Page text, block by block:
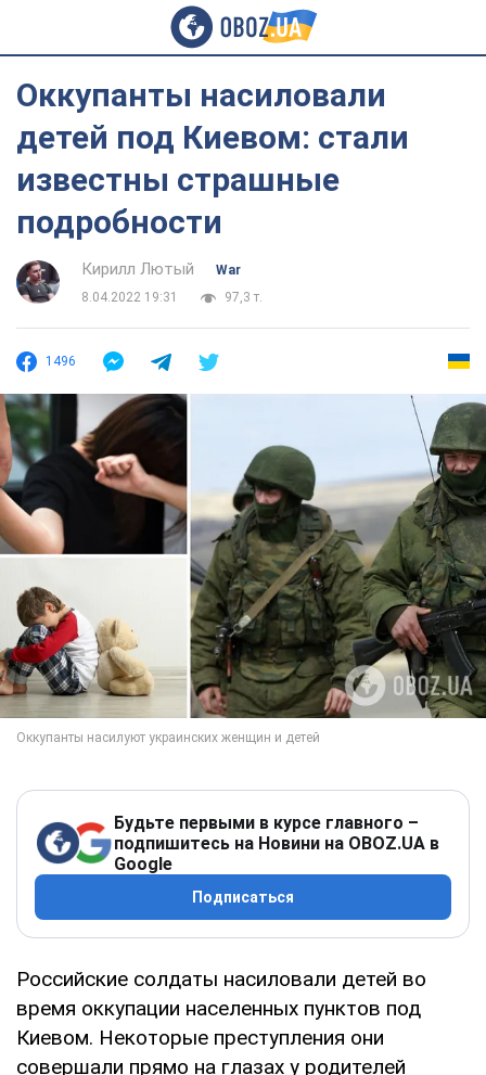
Оккупанты насиловали
детей под Киевом: стали
известны страшные
подробности
Кирилл Лютый
War
8.04.2022 19:31
97,3 т.
1496
Будьте первыми в курсе главного –
подпишитесь на Новини на OBOZ.UA в
Google
Подписаться
Российские солдаты насиловали детей во
время оккупации населенных пунктов под
Киевом. Некоторые преступления они
совершали прямо на глазах у родителей